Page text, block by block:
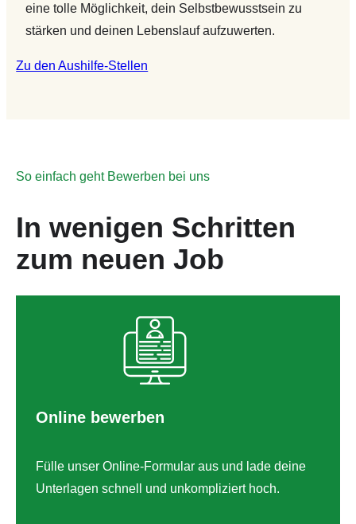
eine tolle Möglichkeit, dein Selbstbewusstsein zu
stärken und deinen Lebenslauf aufzuwerten.
Zu den Aushilfe-Stellen
So einfach geht Bewerben bei uns
In wenigen Schritten
zum neuen Job
Online bewerben
Fülle unser Online-Formular aus und lade deine
Unterlagen schnell und unkompliziert hoch.